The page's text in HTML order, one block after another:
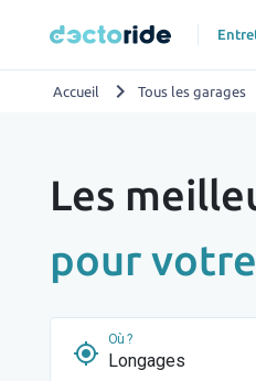
Accueil chevron_right Tous les garages
Les
pour
my_location
Où ?